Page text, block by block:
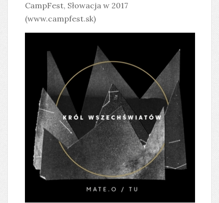
CampFest, Słowacja w 2017
(www.campfest.sk)